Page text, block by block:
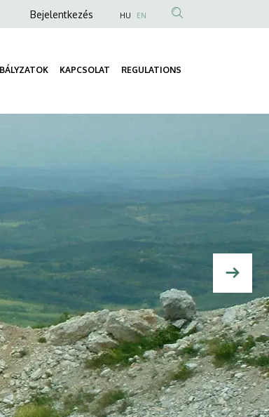
Anonim
menüje
Bejelentkezés HU EN
KAPCSOLAT REGULATIONS